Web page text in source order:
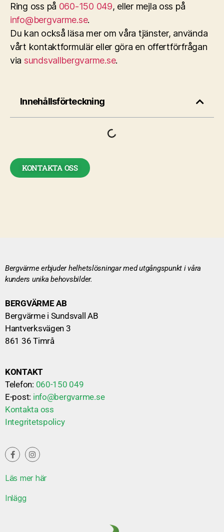
Ring oss på 060-150 049, eller mejla oss på
info@bergvarme.se.
Du kan också läsa mer om våra tjänster, använda
vårt kontaktformulär eller göra en offertförfrågan
via sundsvallbergvarme.se.
Innehållsförteckning
KONTAKTA OSS
Bergvärme erbjuder helhetslösningar med utgångspunkt i våra
kunders unika behovsbilder.
BERGVÄRME AB
Bergvärme i Sundsvall AB
Hantverksvägen 3
861 36 Timrå
KONTAKT
Telefon: 060-150 049
E-post: info@bergvarme.se
Kontakta oss
Integritetspolicy
Läs mer här
Inlägg